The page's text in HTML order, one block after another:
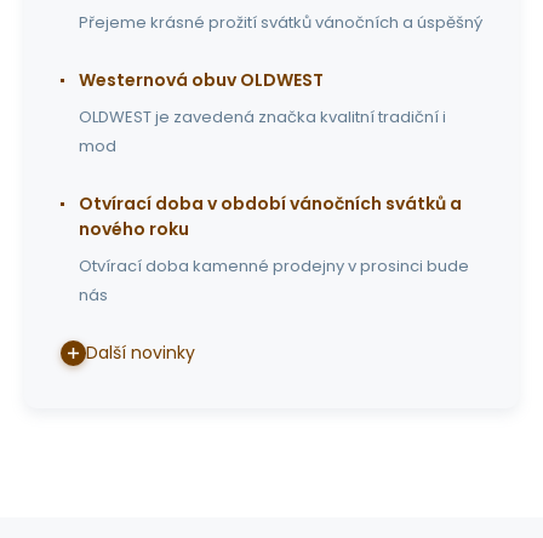
Přejeme krásné prožití svátků vánočních a úspěšný
Westernová obuv OLDWEST
OLDWEST je zavedená značka kvalitní tradiční i
mod
Otvírací doba v období vánočních svátků a
nového roku
Otvírací doba kamenné prodejny v prosinci bude
nás
Další novinky